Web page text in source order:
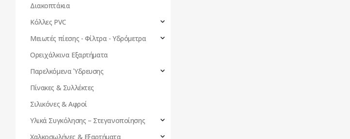
Διακοπτάκια
Κόλλες PVC
Μειωτές πίεσης - Φίλτρα - Υδρόμετρα
Ορειχάλκινα Εξαρτήματα
Παρελκόμενα Ύδρευσης
Πίνακες & Συλλέκτες
Σιλικόνες & Αφροί
Υλικά Συγκόλησης – Στεγανοποίησης
Χαλκοσωλήνες & Εξαρτήματα